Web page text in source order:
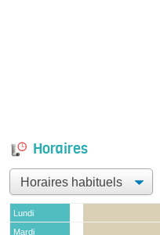
Horaires
Lundi
Mardi